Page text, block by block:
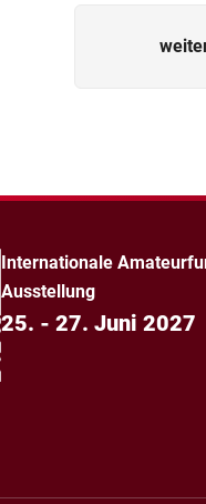
Internationale
Ausstellung
25. - 27. Juni 2027